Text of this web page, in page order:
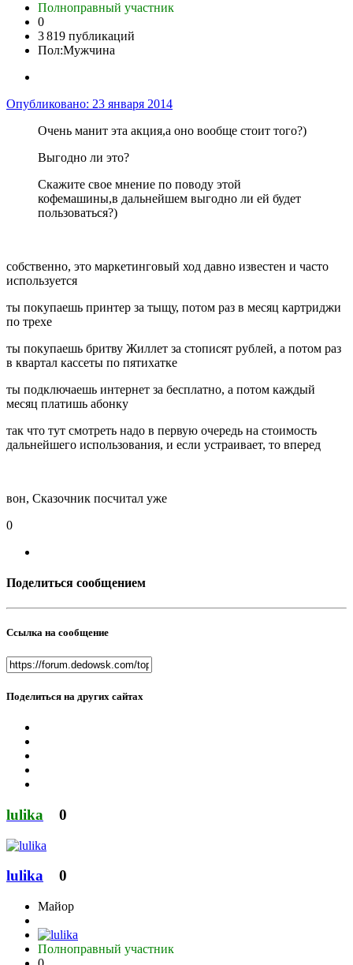
Полноправный участник
0
3 819 публикаций
Пол:Мужчина
Опубликовано: 23 января 2014
Очень манит эта акция,а оно вообще стоит того?)
Выгодно ли это?
Скажите свое мнение по поводу этой
кофемашины,в дальнейшем выгодно ли ей будет
пользоваться?)
собственно, это маркетинговый ход давно известен и часто
используется
ты покупаешь принтер за тыщу, потом раз в месяц картриджи
по трехе
ты покупаешь бритву Жиллет за стописят рублей, а потом раз
в квартал кассеты по пятихатке
ты подключаешь интернет за бесплатно, а потом каждый
месяц платишь абонку
так что тут смотреть надо в первую очередь на стоимость
дальнейшего использования, и если устраивает, то вперед
вон, Сказочник посчитал уже
0
Поделиться сообщением
Ссылка на сообщение
Поделиться на других сайтах
lulika 0
lulika 0
Майор
Полноправный участник